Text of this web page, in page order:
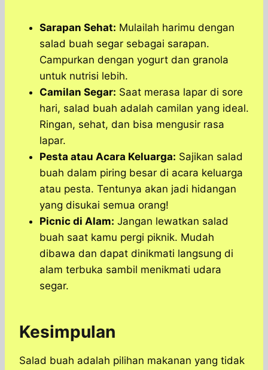
Sarapan Sehat: Mulailah harimu dengan
salad buah segar sebagai sarapan.
Campurkan dengan yogurt dan granola
untuk nutrisi lebih.
Camilan Segar: Saat merasa lapar di sore
hari, salad buah adalah camilan yang ideal.
Ringan, sehat, dan bisa mengusir rasa
lapar.
Pesta atau Acara Keluarga: Sajikan salad
buah dalam piring besar di acara keluarga
atau pesta. Tentunya akan jadi hidangan
yang disukai semua orang!
Picnic di Alam: Jangan lewatkan salad
buah saat kamu pergi piknik. Mudah
dibawa dan dapat dinikmati langsung di
alam terbuka sambil menikmati udara
segar.
Kesimpulan
​Salad buah adalah pilihan makanan yang tidak